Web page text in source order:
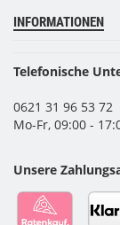
INFORMATIONEN
Telefonische
0621 31 96 53 72
Mo-Fr, 09:00 -
Unsere